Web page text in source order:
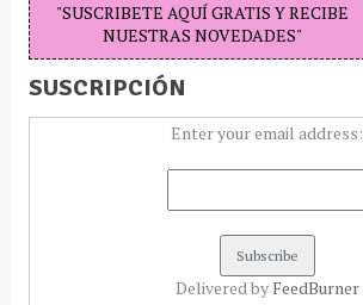
"SUSCRIBETE AQUÍ GRATIS Y RECIBE
NUESTRAS NOVEDADES"
SUSCRIPCIÓN
Enter your email address:
Delivered by FeedBurner